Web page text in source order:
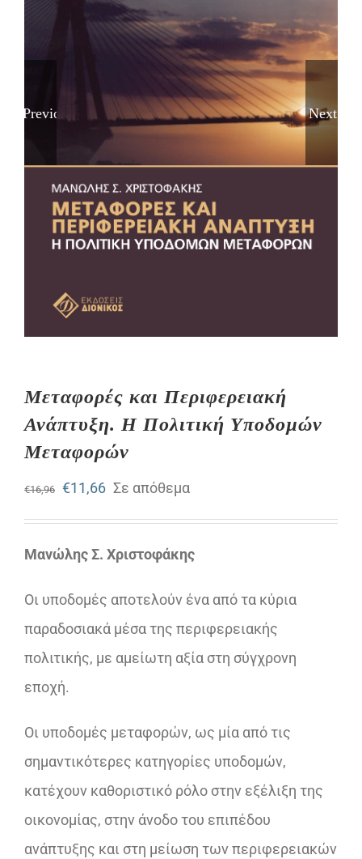
Previous Next
Μεταφορές και Περιφερειακή
Ανάπτυξη. Η Πολιτική Υποδοµών
Μεταφορών
€16,96 Original
price
was:
€11,66Η
τρέχουσα
τιμή
€11,66.
Σε απόθεμα
Μανώλης Σ. Χριστοφάκης
Οι υποδομές αποτελούν ένα από τα κύρια
παραδοσιακά μέσα της περιφερειακής
πολιτικής, με αμείωτη αξία στη σύγχρονη
εποχή.
Oι υποδομές μεταφορών, ως μία από τις
σημαντικότερες κατηγορίες υποδομών,
κατέχουν καθοριστικό ρόλο στην εξέλιξη της
οικονομίας, στην άνοδο του επιπέδου
ανάπτυξης και στη μείωση των περιφερειακών